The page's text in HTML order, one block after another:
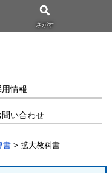
さがす
用情報
問い合わせ
書 > 拡大教科書